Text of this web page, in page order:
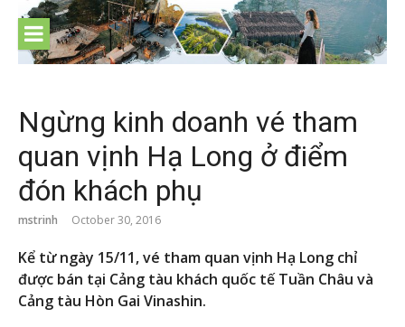
content
Ngừng kinh doanh vé tham
quan vịnh Hạ Long ở điểm
đón khách phụ
mstrinh October 30, 2016
Kể từ ngày 15/11, vé tham quan vịnh Hạ Long chỉ
được bán tại Cảng tàu khách quốc tế Tuần Châu và
Cảng tàu Hòn Gai Vinashin.